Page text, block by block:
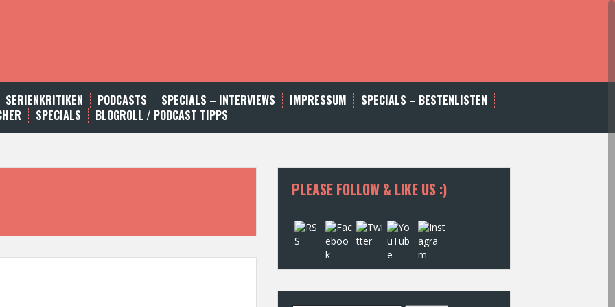
SERIENKRITIKEN PODCASTS SPECIALS – INTERVIEWS IMPRESSUM
SPECIALS – BESTENLISTEN
SPECIALS BLOGROLL / PODCAST TIPPS
PLEASE FOLLOW & LIKE US :)